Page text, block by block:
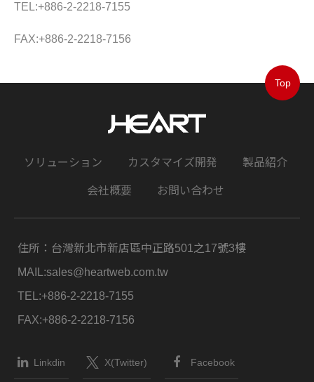
TEL:+886-2-2218-7155
FAX:+886-2-2218-7156
Top
ソリューション カスタマイズ開発 製品紹介
会社概要 お問い合わせ
住所： 台灣新北市新店區中正路501之17號3樓
MAIL:sales@heartweb.com.tw
TEL:+886-2-2218-7155
FAX:+886-2-2218-7156
Linkdin X(Twitter) Facebook